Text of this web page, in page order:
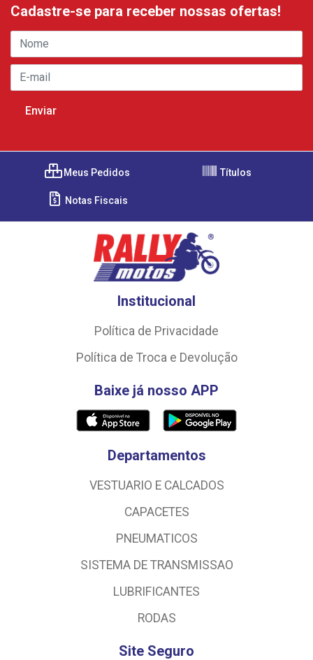
Cadastre-se para receber nossas ofertas!
Meus Pedidos Títulos
Notas Fiscais
Institucional
Política de Privacidade
Política de Troca e Devolução
Baixe já nosso APP
Departamentos
VESTUARIO E CALCADOS
CAPACETES
PNEUMATICOS
SISTEMA DE TRANSMISSAO
LUBRIFICANTES
RODAS
Site Seguro